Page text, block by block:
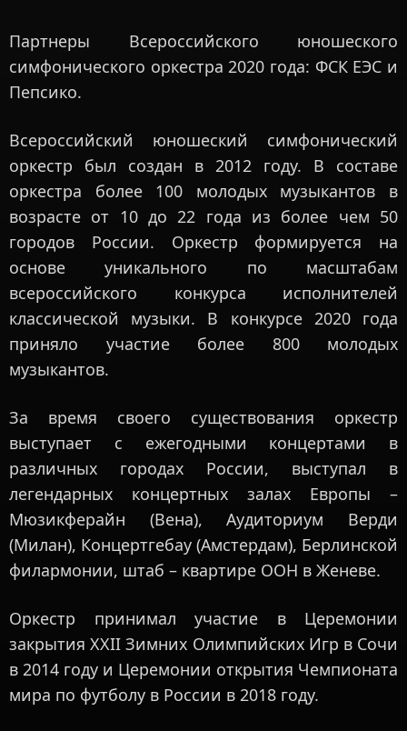
Партнеры Всероссийского юношеского
симфонического оркестра 2020 года: ФСК ЕЭС и
Пепсико.
Всероссийский юношеский симфонический
оркестр был создан в 2012 году. В составе
оркестра более 100 молодых музыкантов в
возрасте от 10 до 22 года из более чем 50
городов России. Оркестр формируется на
основе уникального по масштабам
всероссийского конкурса исполнителей
классической музыки. В конкурсе 2020 года
приняло участие более 800 молодых
музыкантов.
За время своего существования оркестр
выступает с ежегодными концертами в
различных городах России, выступал в
легендарных концертных залах Европы –
Мюзикферайн (Вена), Аудиториум Верди
(Милан), Концертгебау (Амстердам), Берлинской
филармонии, штаб – квартире ООН в Женеве.
Оркестр принимал участие в Церемонии
закрытия XXII Зимних Олимпийских Игр в Сочи
в 2014 году и Церемонии открытия Чемпионата
мира по футболу в России в 2018 году.